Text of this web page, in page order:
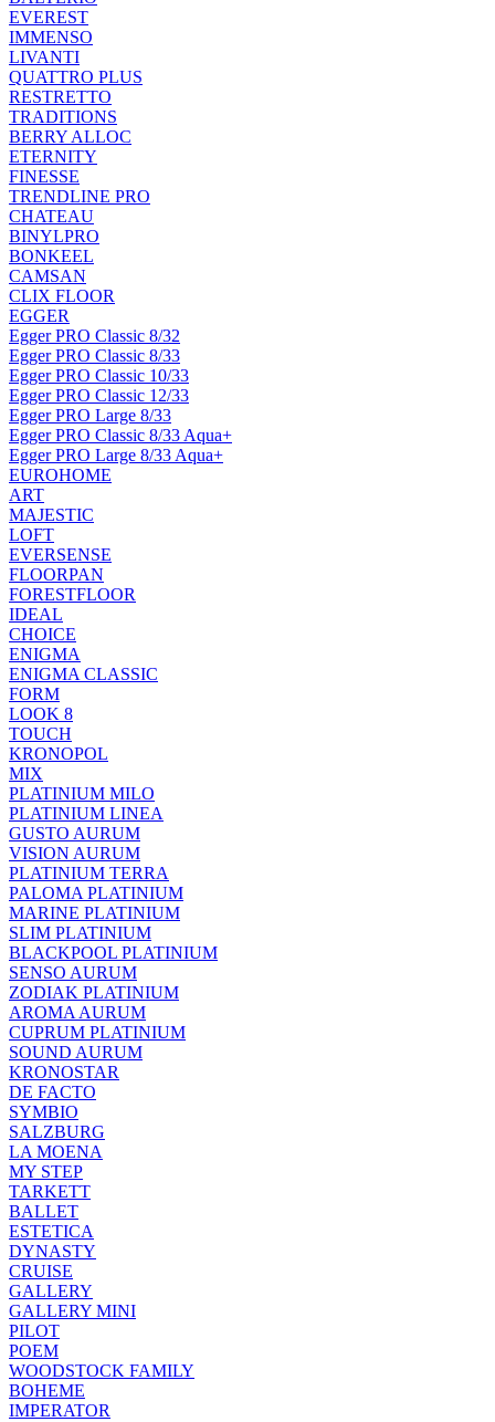
EVEREST
IMMENSO
LIVANTI
QUATTRO PLUS
RESTRETTO
TRADITIONS
BERRY ALLOC
ETERNITY
FINESSE
TRENDLINE PRO
CHATEAU
BINYLPRO
BONKEEL
CAMSAN
CLIX FLOOR
EGGER
Egger PRO Classic 8/32
Egger PRO Classic 8/33
Egger PRO Classic 10/33
Egger PRO Classic 12/33
Egger PRO Large 8/33
Egger PRO Classic 8/33 Aqua+
Egger PRO Large 8/33 Aqua+
EUROHOME
ART
MAJESTIC
LOFT
EVERSENSE
FLOORPAN
FORESTFLOOR
IDEAL
CHOICE
ENIGMA
ENIGMA CLASSIC
FORM
LOOK 8
TOUCH
KRONOPOL
MIX
PLATINIUM MILO
PLATINIUM LINEA
GUSTO AURUM
VISION AURUM
PLATINIUM TERRA
PALOMA PLATINIUM
MARINE PLATINIUM
SLIM PLATINIUM
BLACKPOOL PLATINIUM
SENSO AURUM
ZODIAK PLATINIUM
AROMA AURUM
CUPRUM PLATINIUM
SOUND AURUM
KRONOSTAR
DE FACTO
SYMBIO
SALZBURG
LA MOENA
MY STEP
TARKETT
BALLET
ESTETICA
DYNASTY
CRUISE
GALLERY
GALLERY MINI
PILOT
POEM
WOODSTOCK FAMILY
BOHEME
IMPERATOR